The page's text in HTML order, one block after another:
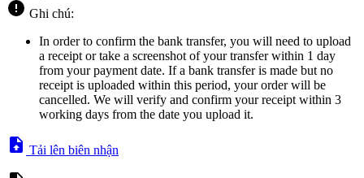
Ghi chú:
In order to confirm the bank transfer, you will need to upload
a receipt or take a screenshot of your transfer within 1 day
from your payment date. If a bank transfer is made but no
receipt is uploaded within this period, your order will be
cancelled. We will verify and confirm your receipt within 3
working days from the date you upload it.
Tải lên biên nhận